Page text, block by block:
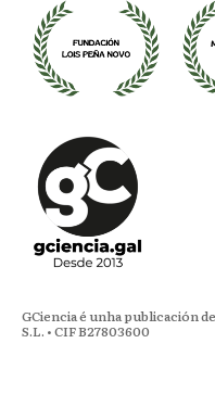
GCiencia é unha publicación
S.L. • CIF B27803600